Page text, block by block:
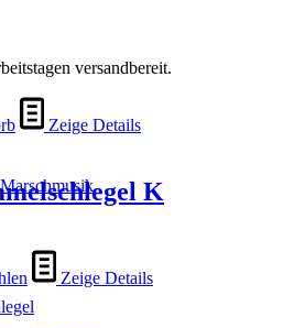
der
gewählt
werden
versandbereit.
Zeige Details
K
Zeige Details